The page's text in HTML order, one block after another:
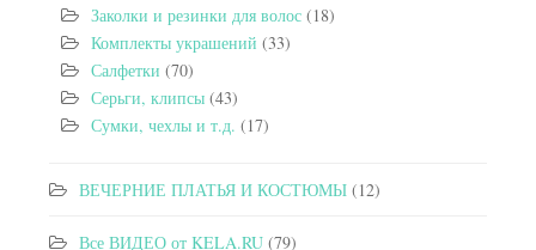
Заколки и резинки для волос (18)
Комплекты украшений (33)
Салфетки (70)
Серьги, клипсы (43)
Сумки, чехлы и т.д. (17)
ВЕЧЕРНИЕ ПЛАТЬЯ И КОСТЮМЫ (12)
Все ВИДЕО от KELA.RU (79)